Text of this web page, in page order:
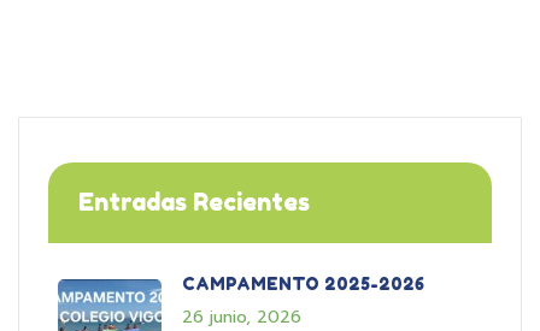
Entradas Recientes
CAMPAMENTO 2025-2026
26 junio, 2026